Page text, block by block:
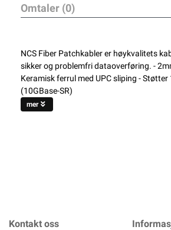
Omtaler (0)
NCS Fiber Patchkabler er høykvalitets
sikker og problemfri dataoverføring. -
Keramisk ferrul med UPC sliping -
(10GBase-SR)
mer
Kontakt oss